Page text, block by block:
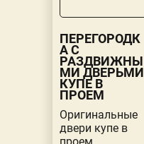
ПЕРЕГОРОДК
А С
РАЗДВИЖНЫ
МИ ДВЕРЬМИ
КУПЕ В
ПРОЕМ
Оригинальные
двери купе в